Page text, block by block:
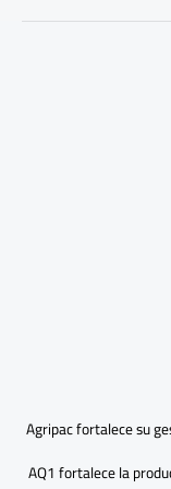
Agripac fortalece su
AQ1 fortalece la